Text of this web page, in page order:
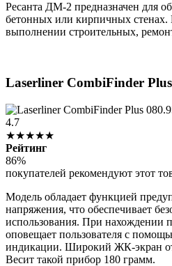
Ресанта ДМ-2 предназначен для
бетонных или кирпичных
выполнении строительных,
Laserliner CombiFinder
4.7
★★★★★
Рейтинг
86%
покупателей рекомендуют этот
Модель обладает функцией
напряжения, что обеспечивает
использования. При нахождении
оповещает пользователя с
индикации. Широкий ЖК-экран
Весит такой прибор 180 грамм.